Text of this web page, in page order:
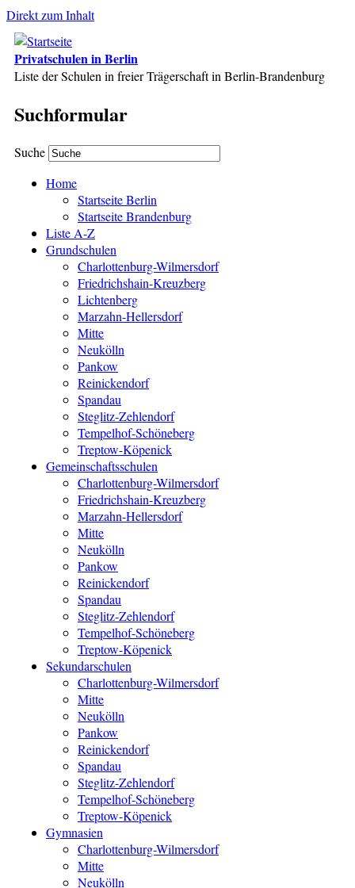
Direkt zum Inhalt
Privatschulen in Berlin
Liste der Schulen in freier Trägerschaft in Berlin-Brandenburg
Suchformular
Suche
Home
Startseite Berlin
Startseite Brandenburg
Liste A-Z
Grundschulen
Charlottenburg-Wilmersdorf
Friedrichshain-Kreuzberg
Lichtenberg
Marzahn-Hellersdorf
Mitte
Neukölln
Pankow
Reinickendorf
Spandau
Steglitz-Zehlendorf
Tempelhof-Schöneberg
Treptow-Köpenick
Gemeinschaftsschulen
Charlottenburg-Wilmersdorf
Friedrichshain-Kreuzberg
Marzahn-Hellersdorf
Mitte
Neukölln
Pankow
Reinickendorf
Spandau
Steglitz-Zehlendorf
Tempelhof-Schöneberg
Treptow-Köpenick
Sekundarschulen
Charlottenburg-Wilmersdorf
Mitte
Neukölln
Pankow
Reinickendorf
Spandau
Steglitz-Zehlendorf
Tempelhof-Schöneberg
Treptow-Köpenick
Gymnasien
Charlottenburg-Wilmersdorf
Mitte
Neukölln